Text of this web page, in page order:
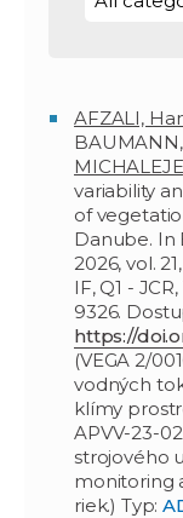
AFZALI,
variability
of
Danube. In
2026, vol.
IF, Q1 -
9326.
https://
(VEGA 2/
vodných
klímy
APVV-23-
strojového
monitoring
riek.) Typ: